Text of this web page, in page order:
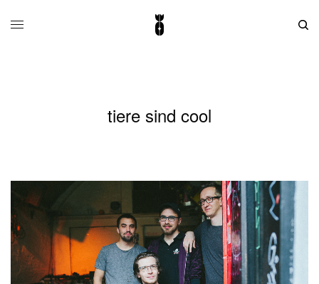
tiere sind cool